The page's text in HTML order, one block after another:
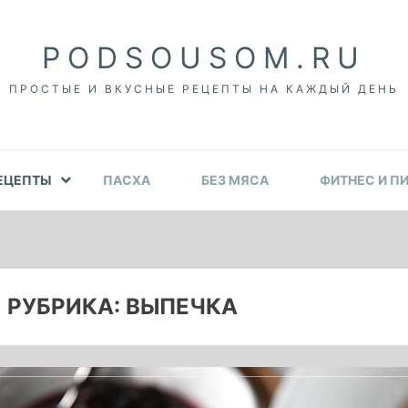
PODSOUSOM.RU
ПРОСТЫЕ И ВКУСНЫЕ РЕЦЕПТЫ НА КАЖДЫЙ ДЕНЬ
ПАСХА БЕЗ МЯСА ФИТНЕС И
РУБРИКА: ВЫПЕЧКА